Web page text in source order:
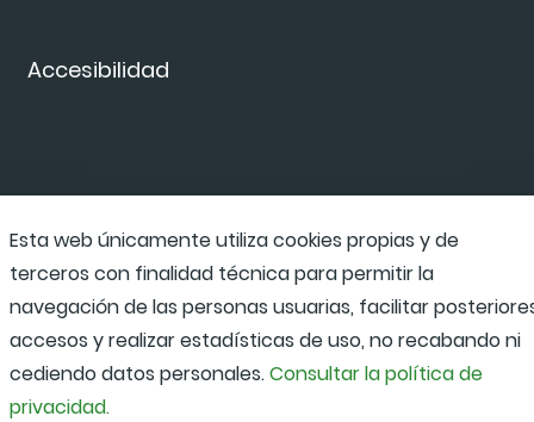
Accesibilidad
Esta web únicamente utiliza cookies propias y de
terceros con finalidad técnica para permitir la
navegación de las personas usuarias, facilitar
accesos y realizar estadísticas de uso, no recabando ni
cediendo datos personales.Consultar la política de
privacidad.